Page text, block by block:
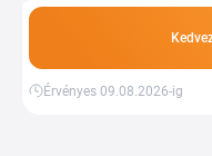
Érvényes 09.08.2026-ig